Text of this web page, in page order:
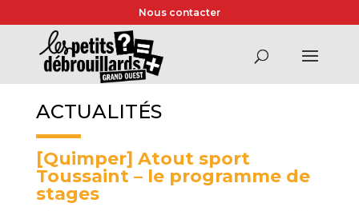
Nous contacter
ACTUALITÉS
[Quimper] Atout sport
Toussaint – le programme de
stages